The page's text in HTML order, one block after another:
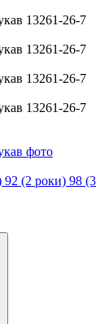
92 (2 роки) 98 (3